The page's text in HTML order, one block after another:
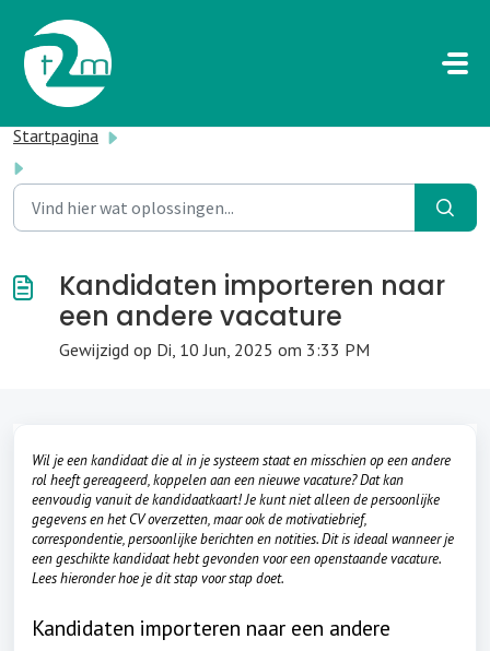
Startpagina
Kandidaten importeren naar
een andere vacature
Gewijzigd op Di, 10 Jun, 2025 om 3:33 PM
Wil je een kandidaat die al in je systeem staat en misschien op een andere
rol heeft gereageerd, koppelen aan een nieuwe vacature? Dat kan
eenvoudig vanuit de kandidaatkaart! Je kunt niet alleen de persoonlijke
gegevens en het CV overzetten, maar ook de motivatiebrief,
correspondentie, persoonlijke berichten en notities. Dit is ideaal wanneer je
een geschikte kandidaat hebt gevonden voor een openstaande vacature.
Lees hieronder hoe je dit stap voor stap doet.
Kandidaten importeren naar een andere